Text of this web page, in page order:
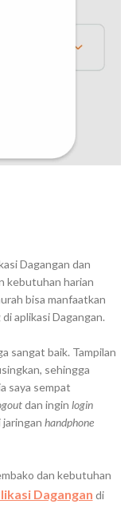
Dagangan dan
kebutuhan harian
bisa manfaatkan
aplikasi Dagangan.
sangat baik. Tampilan
sehingga
saya sempat
dan ingin login
jaringan handphone
dan kebutuhan
Dagangan di